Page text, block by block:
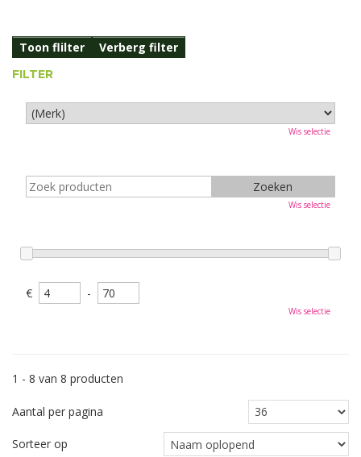
Toon flilter Verberg filter
FILTER
Wis selectie
Wis selectie
€ -
Wis selectie
1 - 8 van 8 producten
Aantal per pagina
Sorteer op